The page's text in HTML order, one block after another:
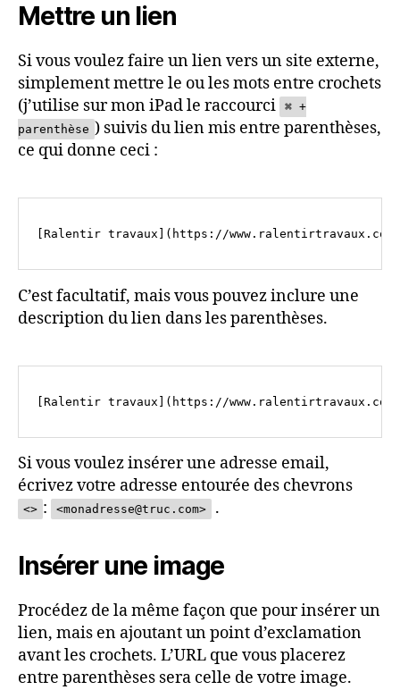
Mettre un lien
Si vous voulez faire un lien vers un site externe,
simplement mettre le ou les mots entre crochets
(j’utilise sur mon iPad le raccourci
⌘ +
parenthèse ) suivis du lien mis entre parenthèses,
ce qui donne ceci :
C’est facultatif, mais vous pouvez inclure une
description du lien dans les parenthèses.
Si vous voulez insérer une adresse email,
écrivez votre adresse entourée des chevrons
<> : <monadresse@truc.com> .
Insérer une image
Procédez de la même façon que pour insérer un
lien, mais en ajoutant un point d’exclamation
avant les crochets. L’URL que vous placerez
entre parenthèses sera celle de votre image.